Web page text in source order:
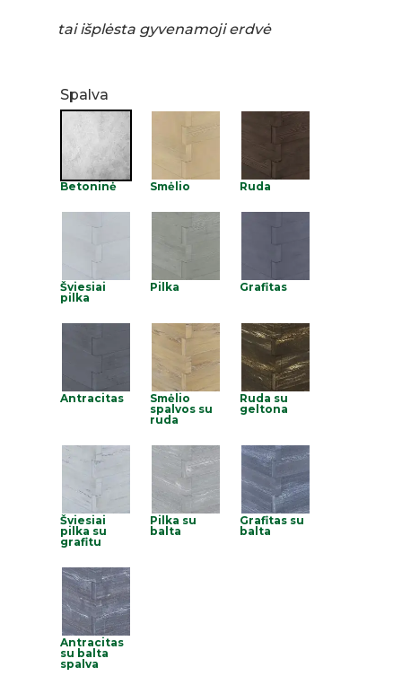
tai išplėsta gyvenamoji erdvė
Spalva
Betoninė Smėlio Ruda
Šviesiai
pilka
Pilka Grafitas
Antracitas
Smėlio
spalvos su
ruda
Ruda su
geltona
Šviesiai
pilka su
grafitu
Pilka su
balta
Grafitas su
balta
Antracitas
su balta
spalva